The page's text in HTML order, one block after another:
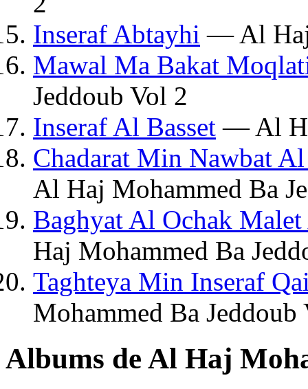
Inseraf Abtayhi — Al Haj
Mawal Ma Bakat
Jeddoub Vol 2
Inseraf Al Basset — Al
Chadarat Min Nawbat
Al Haj Mohammed Ba
Baghyat Al Ochak
Haj Mohammed Ba
Taghteya Min Inseraf
Mohammed Ba Jeddoub
Albums de Al Haj